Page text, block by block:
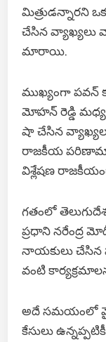
మిత్రుడన్నారని
చేసిన వ్యాఖ్యలు
మారాయి.
ముఖ్యంగా పవన్
మోహన్ రెడ్డి
షా చేసిన
రాజకీయ
విశ్లేషణ
గతంలో
ప్రధాని నరేంద్ర
నాయకులు చేసిన
వంటి
అదే సమయంలో
కేసులు